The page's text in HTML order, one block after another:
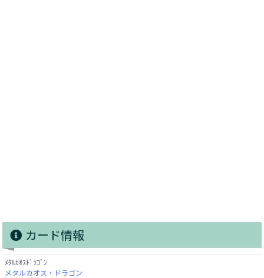
カード情報
ﾒﾀﾙｶｵｽﾄﾞﾗｺﾞﾝ
メタルカオス・ドラゴン